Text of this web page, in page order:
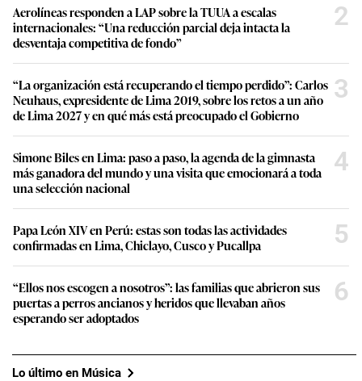
Aerolíneas responden a LAP sobre la TUUA a escalas
internacionales: “Una reducción parcial deja intacta la
desventaja competitiva de fondo”
2
“La organización está recuperando el tiempo perdido”: Carlos
Neuhaus, expresidente de Lima 2019, sobre los retos a un año
de Lima 2027 y en qué más está preocupado el Gobierno
3
Simone Biles en Lima: paso a paso, la agenda de la gimnasta
más ganadora del mundo y una visita que emocionará a toda
una selección nacional
4
Papa León XIV en Perú: estas son todas las actividades
confirmadas en Lima, Chiclayo, Cusco y Pucallpa
5
“Ellos nos escogen a nosotros”: las familias que abrieron sus
puertas a perros ancianos y heridos que llevaban años
esperando ser adoptados
6
Lo último en Música